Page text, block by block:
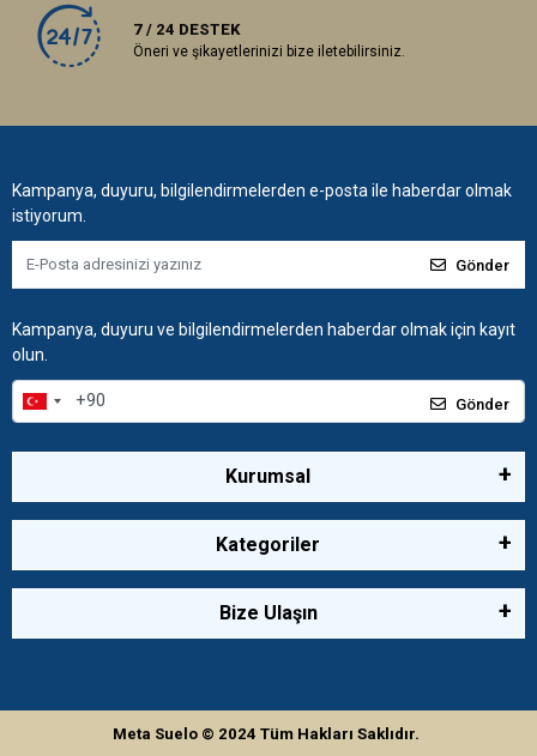
7 / 24 DESTEK
Öneri ve şikayetlerinizi bize iletebilirsiniz.
Kampanya, duyuru, bilgilendirmelerden e-posta ile haberdar olmak
istiyorum.
Gönder
Kampanya, duyuru ve bilgilendirmelerden haberdar olmak için kayıt
olun.
Gönder
Kurumsal
Kategoriler
Bize Ulaşın
Meta Suelo © 2024Tüm Hakları Saklıdır.